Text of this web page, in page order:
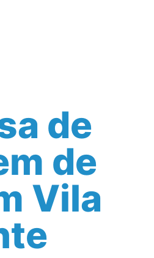
de
de
Vila